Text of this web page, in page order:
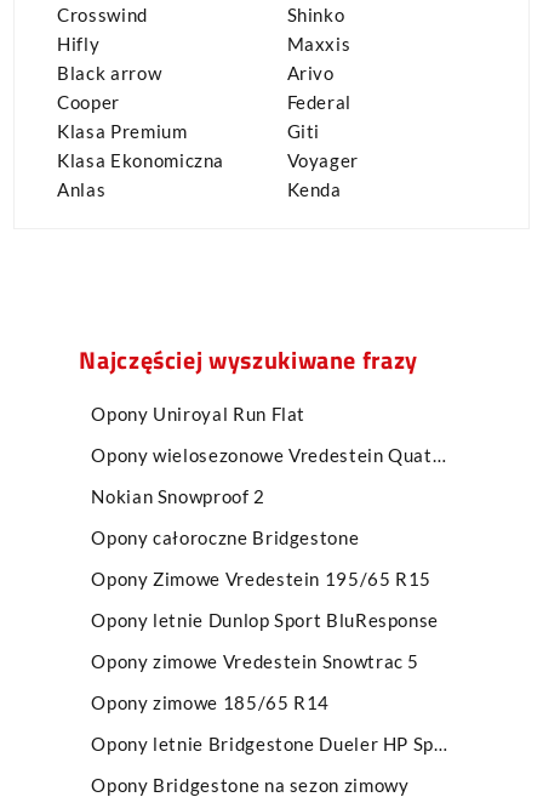
Crosswind
Hifly
Black arrow
Cooper
Klasa Premium
Klasa Ekonomiczna
Anlas
Shinko
Maxxis
Arivo
Federal
Giti
Voyager
Kenda
Najczęściej wyszukiwane frazy
Opony Uniroyal Run Flat
Opony wielosezonowe Vredestein Quatrac Pro EV
Nokian Snowproof 2
Opony całoroczne Bridgestone
Opony Zimowe Vredestein 195/65 R15
Opony letnie Dunlop Sport BluResponse
Opony zimowe Vredestein Snowtrac 5
Opony zimowe 185/65 R14
Opony letnie Bridgestone Dueler HP Sport
Opony Bridgestone na sezon zimowy